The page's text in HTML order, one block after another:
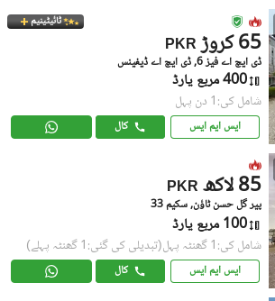
ٹائیٹینیم
PKR 65 کروڑ
ڈی ایچ اے فیز 6, ڈی ایچ اے ڈیفینس
400 مربع یارڈ
شامل کی:1 دن پہل
ایس ایم ایس کال
PKR 85 لاکھ
پیر گل حسن ٹاؤن, سکیم 33
100 مربع یارڈ
شامل کی:1 گھنٹہ پہل (تبدیلی کی گئی:1 گھنٹہ پہلے)
ایس ایم ایس کال